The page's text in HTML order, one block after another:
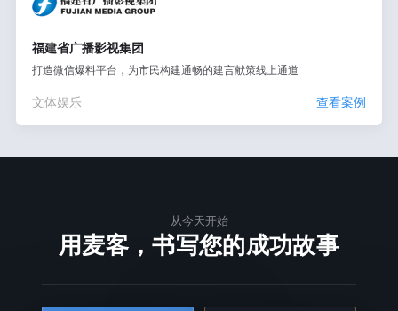
福建省广播影视集团
打造微信爆料平台，为市民构建通畅的建言献策线上通道
文体娱乐 查看案例
从今天开始
用麦客，书写您的成功故事